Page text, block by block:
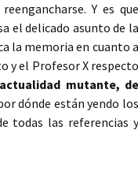
Y es que
el delicado asunto de la
la memoria en cuanto a
y el Profesor X respecto
mutante, de
dónde están yendo los
todas las referencias y